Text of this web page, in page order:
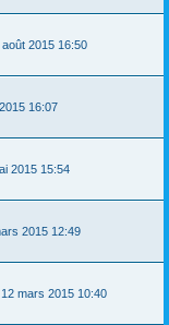
août 2015 16:50
16:07
2015 15:54
2015 12:49
mars 2015 10:40